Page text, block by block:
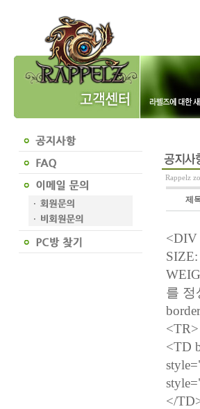
Rappelz
제
<DIV
를 정
<TD
</